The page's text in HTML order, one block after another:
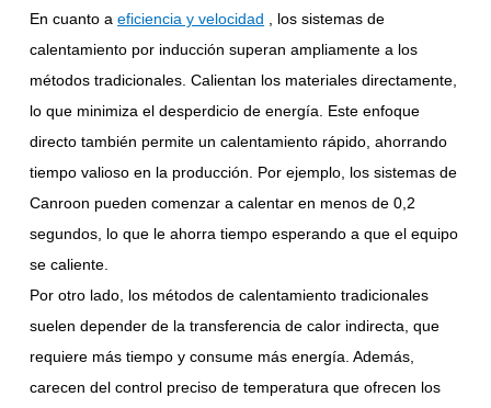
En cuanto a eficiencia y velocidad , los sistemas de
calentamiento por inducción superan ampliamente a los
métodos tradicionales. Calientan los materiales directamente,
lo que minimiza el desperdicio de energía. Este enfoque
directo también permite un calentamiento rápido, ahorrando
tiempo valioso en la producción. Por ejemplo, los sistemas de
Canroon pueden comenzar a calentar en menos de 0,2
segundos, lo que le ahorra tiempo esperando a que el equipo
se caliente.
Por otro lado, los métodos de calentamiento tradicionales
suelen depender de la transferencia de calor indirecta, que
requiere más tiempo y consume más energía. Además,
carecen del control preciso de temperatura que ofrecen los